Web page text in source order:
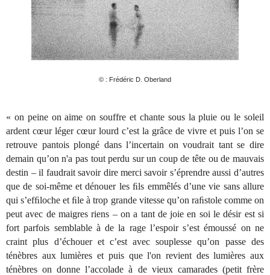
© : Frédéric D. Oberland
« on peine on aime on souffre et chante sous la pluie ou le soleil
ardent cœur léger cœur lourd c’est la grâce de vivre et puis l’on se
retrouve pantois plongé dans l’incertain on voudrait tant se dire
demain qu’on n'a pas tout perdu sur un coup de tête ou de mauvais
destin – il faudrait savoir dire merci savoir s’éprendre aussi d’autres
que de soi-même et dénouer les ﬁls emmêlés d’une vie sans allure
qui s’efﬁloche et ﬁle à trop grande vitesse qu’on raﬁstole comme on
peut avec de maigres riens – on a tant de joie en soi le désir est si
fort parfois semblable à de la rage l’espoir s’est émoussé on ne
craint plus d’échouer et c’est avec souplesse qu’on passe des
ténèbres aux lumières et puis que l'on revient des lumières aux
ténèbres on donne l’accolade à de vieux camarades (petit frère